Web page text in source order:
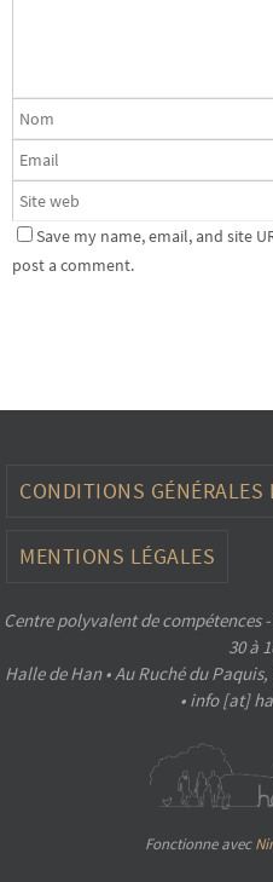
Save my name, email, and site
post a comment.
CONDITIONS
MENTIONS LÉGALES
Centre polyvalent de compétences
30 à
Halle de Han • Au Ruché du Paquis,
• info [at]
Fonctionne avec